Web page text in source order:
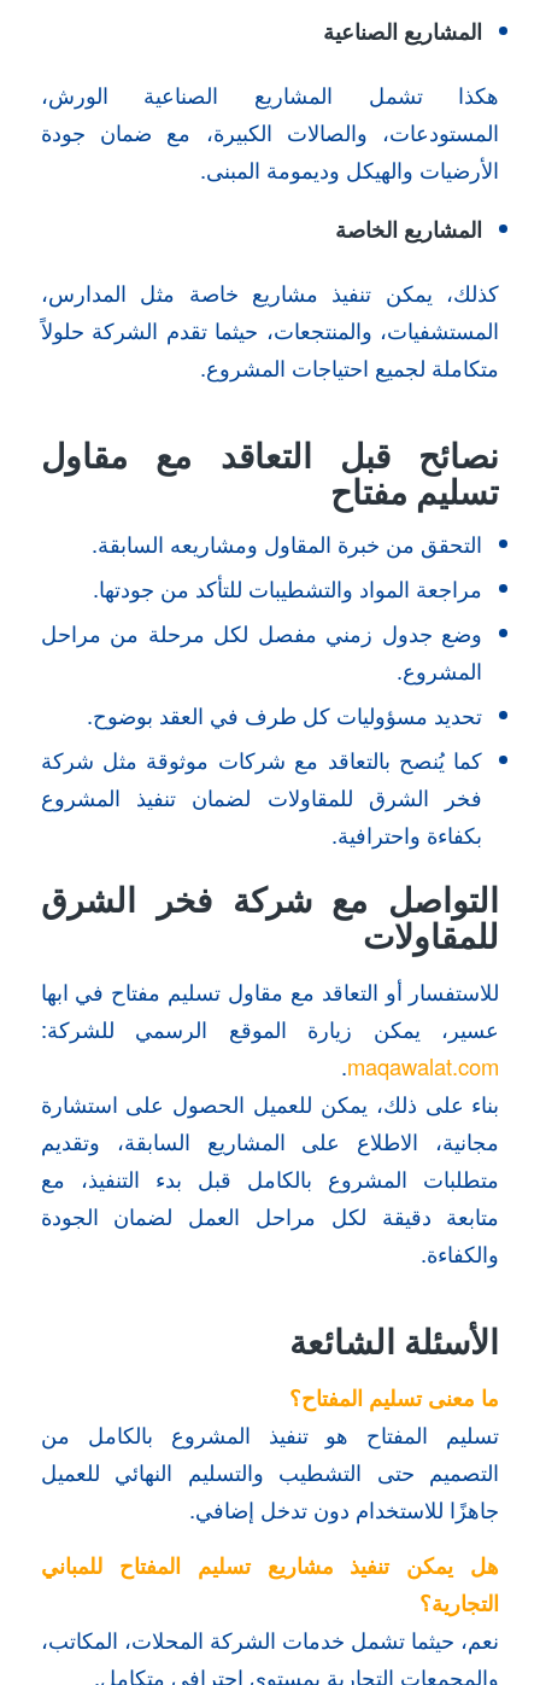
المشاريع الصناعية
هكذا تشمل المشاريع الصناعية الورش،
المستودعات، والصالات الكبيرة، مع ضمان جودة
الأرضيات والهيكل وديمومة المبنى.
المشاريع الخاصة
كذلك، يمكن تنفيذ مشاريع خاصة مثل المدارس،
المستشفيات، والمنتجعات، حيثما تقدم الشركة حلولاً
متكاملة لجميع احتياجات المشروع.
نصائح قبل التعاقد مع مقاول
تسليم مفتاح
التحقق من خبرة المقاول ومشاريعه السابقة.
مراجعة المواد والتشطيبات للتأكد من جودتها.
وضع جدول زمني مفصل لكل مرحلة من مراحل
المشروع.
تحديد مسؤوليات كل طرف في العقد بوضوح.
كما يُنصح بالتعاقد مع شركات موثوقة مثل شركة
فخر الشرق للمقاولات لضمان تنفيذ المشروع
بكفاءة واحترافية.
التواصل مع شركة فخر الشرق
للمقاولات
للاستفسار أو التعاقد مع مقاول تسليم مفتاح في ابها
عسير، يمكن زيارة الموقع الرسمي للشركة:
maqawalat.com
.
بناء على ذلك، يمكن للعميل الحصول على استشارة
مجانية، الاطلاع على المشاريع السابقة، وتقديم
متطلبات المشروع بالكامل قبل بدء التنفيذ، مع
متابعة دقيقة لكل مراحل العمل لضمان الجودة
والكفاءة.
الأسئلة الشائعة
ما معنى تسليم المفتاح؟
تسليم المفتاح هو تنفيذ المشروع بالكامل من
التصميم حتى التشطيب والتسليم النهائي للعميل
جاهزًا للاستخدام دون تدخل إضافي.
هل يمكن تنفيذ مشاريع تسليم المفتاح للمباني
التجارية؟
نعم، حيثما تشمل خدمات الشركة المحلات، المكاتب،
والمجمعات التجارية بمستوى احترافي متكامل.